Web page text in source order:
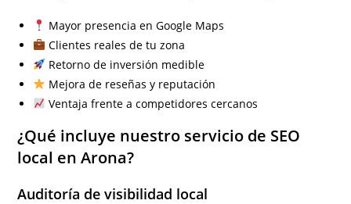
Mayor presencia en Google Maps
Clientes reales de tu zona
Retorno de inversión medible
Mejora de reseñas y reputación
Ventaja frente a competidores cercanos
¿Qué incluye nuestro servicio de SEO
local en Arona?
Auditoría de visibilidad local